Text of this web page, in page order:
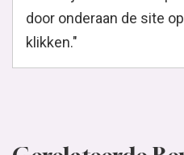
door onderaan de site
klikken."